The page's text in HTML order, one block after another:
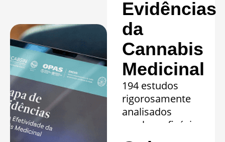
Evidências
da
Cannabis
Medicinal
194 estudos
rigorosamente
analisados
revelam eficácia
comprovada em